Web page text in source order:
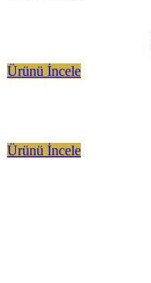
Ürünü İncele
Ürünü İncele